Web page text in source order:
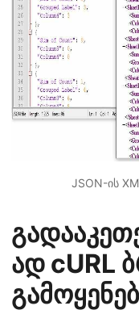
JSON-ის
ად cURL